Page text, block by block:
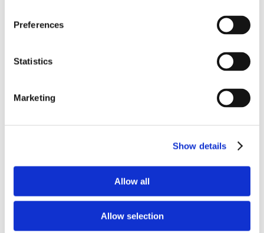
Preferences
Statistics
Marketing
Show details
Allow all
Allow selection